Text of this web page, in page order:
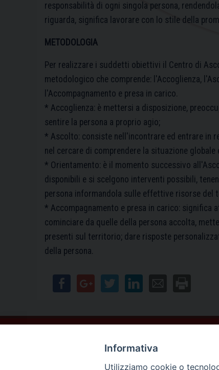
responsabilità di ogni singola persona,
riguarda, significa lavorare con lo stile della
METODOLOGIA
Per realizzare i suddetti obiettivi il Centro di
metodologico che comprende: l'Accoglienza,
l'Accompagnamento e presa in carico.
* Accoglienza: è mettersi a disposizione,
sentire la persona a proprio agio;
* Ascolto: consiste nell'incontrare ed entrare in
nel cercare di comprendere la situazione
* Orientamento: è il momento successivo
disponibili e si scelgono interventi possibili,
persona informandola sulle effettive risorse del
* Accompagnamento e presa in carico:
cominciare da quelle della persona accolta,
presenti sul territorio; dare risposte
della persona.
Vico Sant’Anna 1 – 80053 Castellammare di Stabia (NA)
Informativa
Utilizziamo cookie o